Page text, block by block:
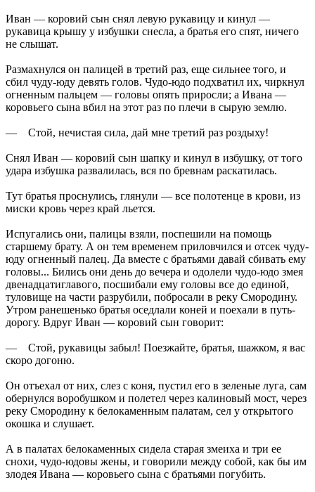
Иван — коровий сын снял левую рукавицу и кинул —
рукавица крышу у избушки снесла, а братья его спят, ничего
не слышат.
Размахнулся он палицей в третий раз, еще сильнее того, и
сбил чуду-юду девять голов. Чудо-юдо подхватил их, чиркнул
огненным пальцем — головы опять приросли; а Ивана —
коровьего сына вбил на этот раз по плечи в сырую землю.
— Стой, нечистая сила, дай мне третий раз роздыху!
Снял Иван — коровий сын шапку и кинул в избушку, от того
удара избушка развалилась, вся по бревнам раскатилась.
Тут братья проснулись, глянули — все полотенце в крови, из
миски кровь через край льется.
Испугались они, палицы взяли, поспешили на помощь
старшему брату. А он тем временем приловчился и отсек чуду-
юду огненный палец. Да вместе с братьями давай сбивать ему
головы... Бились они день до вечера и одолели чудо-юдо змея
двенадцатиглавого, посшибали ему головы все до единой,
туловище на части разрубили, побросали в реку Смородину.
Утром ранешенько братья оседлали коней и поехали в путь-
дорогу. Вдруг Иван — коровий сын говорит:
— Стой, рукавицы забыл! Поезжайте, братья, шажком, я вас
скоро догоню.
Он отъехал от них, слез с коня, пустил его в зеленые луга, сам
обернулся воробушком и полетел через калиновый мост, через
реку Смородину к белокаменным палатам, сел у открытого
окошка и слушает.
А в палатах белокаменных сидела старая змеиха и три ее
снохи, чудо-юдовы жены, и говорили между собой, как бы им
злодея Ивана — коровьего сына с братьями погубить.